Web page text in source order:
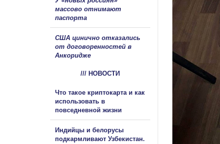
массово отнимают
паспорта
США цинично отказались
от договоренностей в
Анкоридже
/// НОВОСТИ
Что такое криптокарта и как
использовать в
повседневной жизни
Индийцы и белорусы
подкармливают Узбекистан.